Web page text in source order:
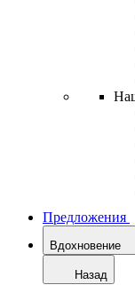
Предложения
Вдохновение
Назад